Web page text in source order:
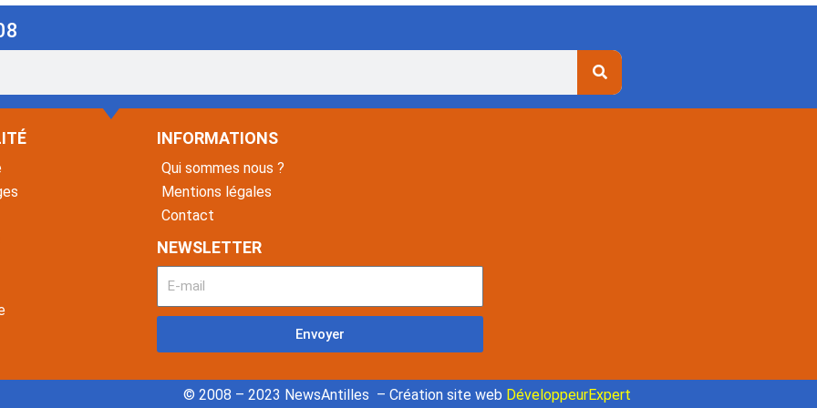
INFORMATIONS
Qui sommes nous ?
Mentions légales
Contact
NEWSLETTER
Envoyer
© 2008 – 2023 NewsAntilles – Création site web DéveloppeurExpert